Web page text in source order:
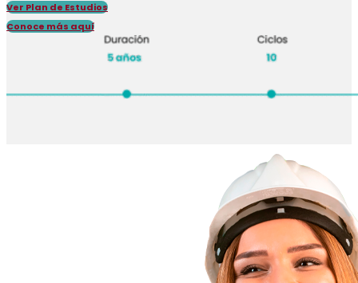
Ver Plan de Estudios
Conoce más aquí